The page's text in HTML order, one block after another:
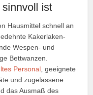
ist
Hausmittel schnell an
Kakerlaken-
Wespen- und
Bettwanzen.
Personal , geeignete
und zugelassene
das Ausmaß des